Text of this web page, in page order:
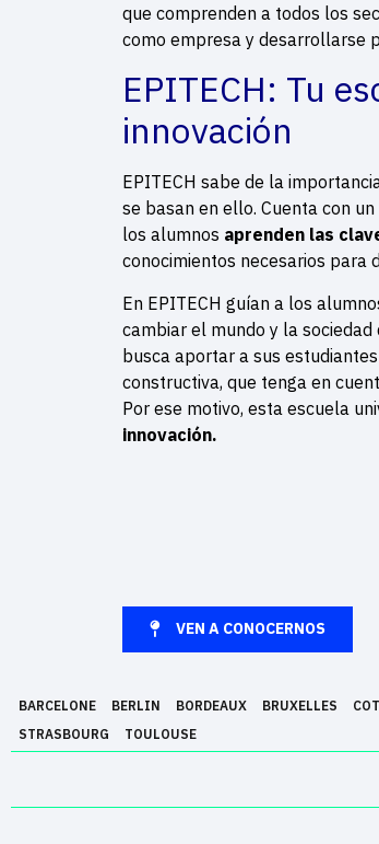
que comprenden a todos los
como empresa y desarrollarse
EPITECH: Tu
innovación
EPITECH sabe de la
se basan en ello. Cuenta con
los alumnos aprenden las
conocimientos necesarios para
En EPITECH guían a los
cambiar el mundo y la sociedad
busca aportar a sus
constructiva, que tenga en
Por ese motivo, esta escuela
innovación.
VEN A CONOCERNOS
BARCELONE BERLIN BORDEAUX BRUXELLES
STRASBOURG
TOULOUSE